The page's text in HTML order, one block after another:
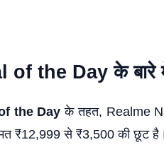
of the Day के बारे
the Day के तहत, Realme
₹12,999 से ₹3,500 की छूट है।